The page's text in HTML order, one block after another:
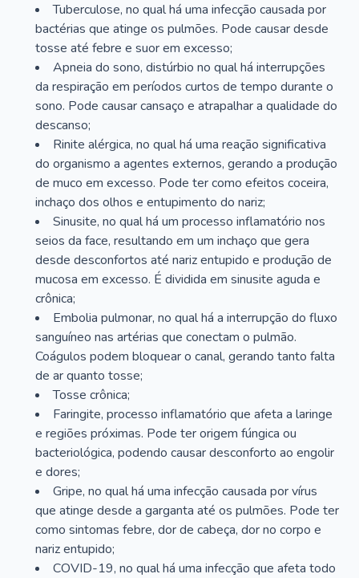
Tuberculose, no qual há uma infecção causada por
bactérias que atinge os pulmões. Pode causar desde
tosse até febre e suor em excesso;
Apneia do sono, distúrbio no qual há interrupções
da respiração em períodos curtos de tempo durante o
sono. Pode causar cansaço e atrapalhar a qualidade do
descanso;
Rinite alérgica, no qual há uma reação significativa
do organismo a agentes externos, gerando a produção
de muco em excesso. Pode ter como efeitos coceira,
inchaço dos olhos e entupimento do nariz;
Sinusite, no qual há um processo inflamatório nos
seios da face, resultando em um inchaço que gera
desde desconfortos até nariz entupido e produção de
mucosa em excesso. É dividida em sinusite aguda e
crônica;
Embolia pulmonar, no qual há a interrupção do fluxo
sanguíneo nas artérias que conectam o pulmão.
Coágulos podem bloquear o canal, gerando tanto falta
de ar quanto tosse;
Tosse crônica;
Faringite, processo inflamatório que afeta a laringe
e regiões próximas. Pode ter origem fúngica ou
bacteriológica, podendo causar desconforto ao engolir
e dores;
Gripe, no qual há uma infecção causada por vírus
que atinge desde a garganta até os pulmões. Pode ter
como sintomas febre, dor de cabeça, dor no corpo e
nariz entupido;
COVID-19, no qual há uma infecção que afeta todo